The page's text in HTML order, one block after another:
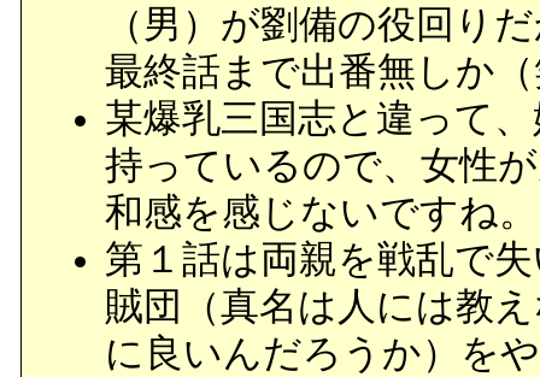
（男）が劉備の役回り
最終話まで出番無しか
某爆乳三国志と違って
持っているので、女性
和感を感じないですね。
第１話は両親を戦乱で
賊団（真名は人には教
に良いんだろうか）を